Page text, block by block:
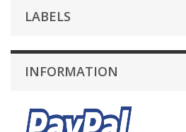
LABELS
INFORMATION